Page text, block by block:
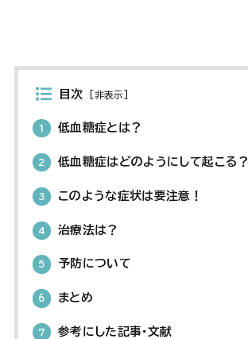
目次 非表示
1 低血糖症とは？
2 低血糖症はどのようにして起こる？
3 このような症状は要注意！
4 治療法は？
5 予防について
6 まとめ
7 参考にした記事・文献